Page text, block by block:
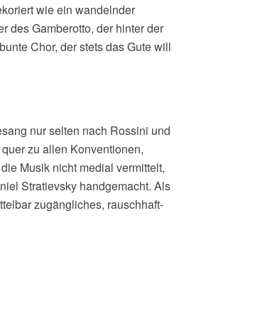
wie ein wandelnder
des Gamberotto, der hinter der
Chor, der stets das Gute will
nur selten nach Rossini und
zu allen Konventionen,
Musik nicht medial vermittelt,
Stratievsky handgemacht. Als
zugängliches, rauschhaft-